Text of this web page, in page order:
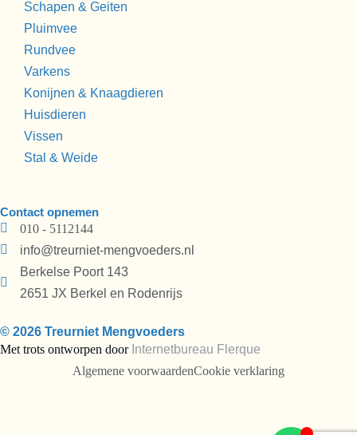
Schapen & Geiten
Pluimvee
Rundvee
Varkens
Konijnen & Knaagdieren
Huisdieren
Vissen
Stal & Weide
Contact opnemen
010 - 5112144
info@treurniet-mengvoeders.nl
Berkelse Poort 143
2651 JX Berkel en Rodenrijs
© 2026 Treurniet Mengvoeders
Met trots ontworpen door Internetbureau Flerque
Algemene voorwaardenCookie verklaring